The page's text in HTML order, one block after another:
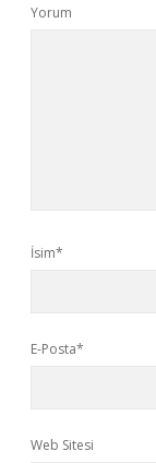
Yorum
İsim*
E-Posta*
Web Sitesi